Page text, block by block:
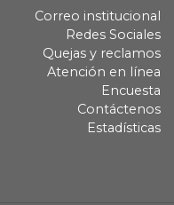
Correo institucional
Redes Sociales
Quejas y reclamos
Atención en línea
Encuesta
Contáctenos
Estadísticas